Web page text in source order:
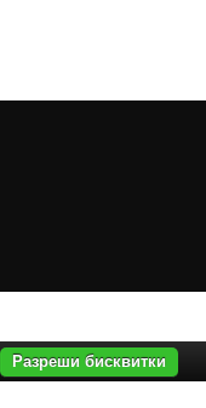
Разреши бисквитки